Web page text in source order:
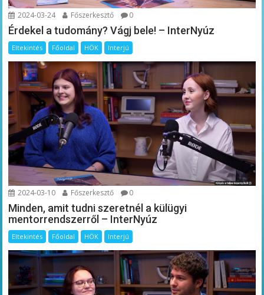
2024-03-24 Főszerkesztő 0
Érdekel a tudomány? Vágj bele! – InterNyúz
Eltekintés Főoldal HÖK Interjú
2024-03-10 Főszerkesztő 0
Minden, amit tudni szeretnél a külügyi
mentorrendszerről – InterNyúz
Eltekintés Főoldal HÖK Interjú